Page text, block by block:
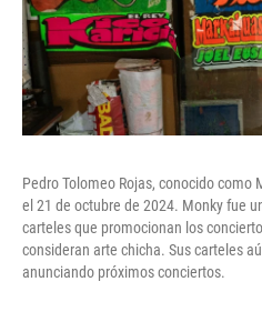
Pedro Tolomeo Rojas, conocido como
el 21 de octubre de 2024. Monky fue
carteles que promocionan los
consideran arte chicha. Sus carteles
anunciando próximos conciertos.